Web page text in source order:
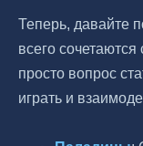
Теперь, давайте
всего
просто вопрос
играть и